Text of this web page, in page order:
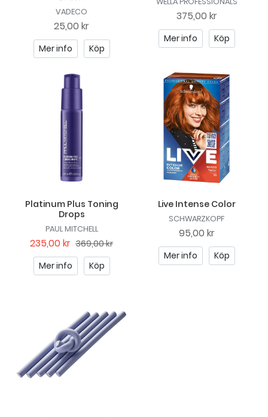
VADECO
25,00 kr
Mer info Köp
375,00 kr
Mer info Köp
Platinum Plus Toning
Drops
PAUL MITCHELL
235,00 kr 369,00 kr
Mer info
Köp
Live Intense Color
SCHWARZKOPF
95,00 kr
Mer info Köp